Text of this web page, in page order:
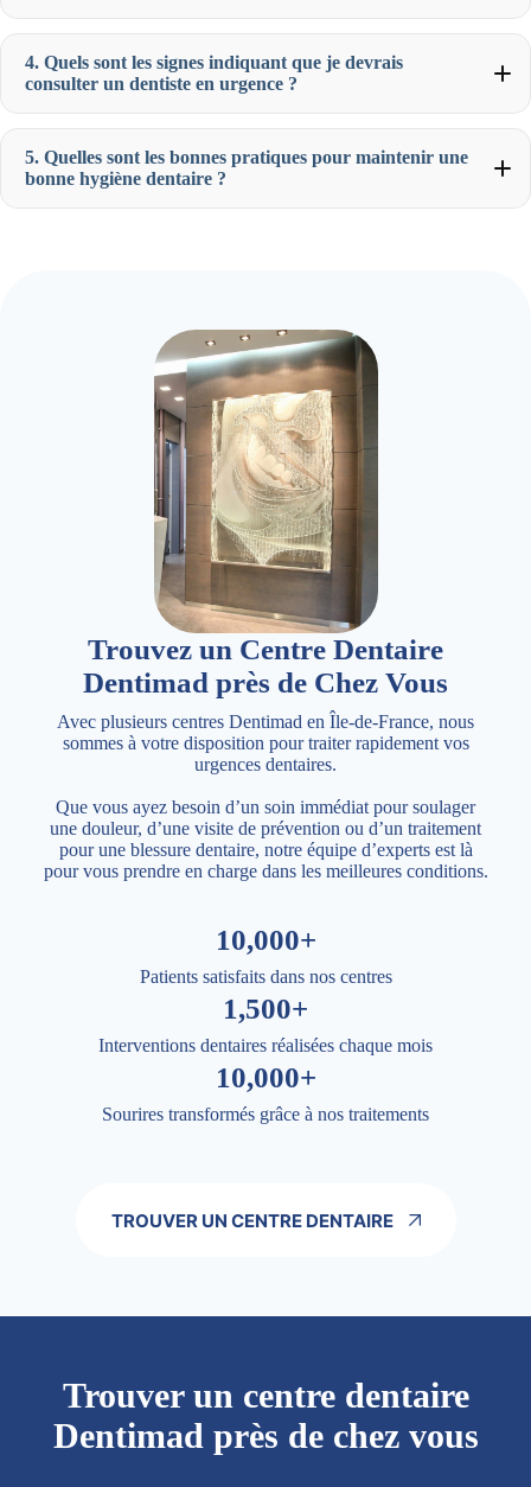
4. Quels sont les signes indiquant que je devrais
consulter un dentiste en urgence ?
5. Quelles sont les bonnes pratiques pour maintenir une
bonne hygiène dentaire ?
Trouvez un Centre Dentaire
Dentimad près de Chez Vous
Avec plusieurs centres Dentimad en Île-de-France, nous
sommes à votre disposition pour traiter rapidement vos
urgences dentaires.
Que vous ayez besoin d’un soin immédiat pour soulager
une douleur, d’une visite de prévention ou d’un traitement
pour une blessure dentaire, notre équipe d’experts est là
pour vous prendre en charge dans les meilleures conditions.
10,000+
Patients satisfaits dans nos centres
1,500+
Interventions dentaires réalisées chaque mois
10,000+
Sourires transformés grâce à nos traitements
TROUVER UN CENTRE DENTAIRE
Trouver un centre dentaire
Dentimad près de chez vous